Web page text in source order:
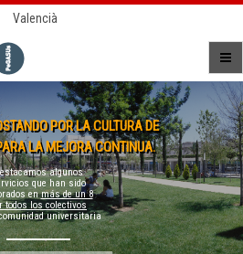
Valencià
POR LA CULTURA DE
LA MEJORA CONTINUA.
algunos
que han sido
enmás de un 8
todos los colectivos
universitaria